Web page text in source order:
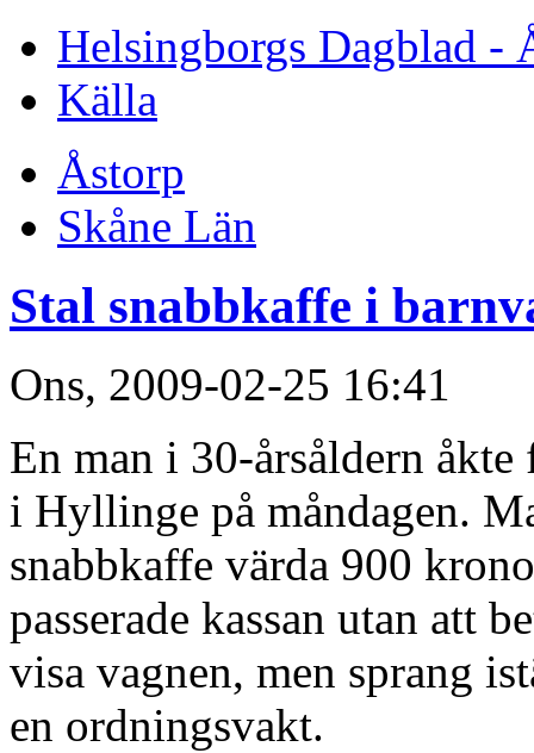
Helsingborgs Dagblad -
Källa
Åstorp
Skåne Län
Stal snabbkaffe i
Ons, 2009-02-25 16:41
En man i 30-årsåldern
i Hyllinge på måndagen.
snabbkaffe värda 900
passerade kassan utan att
visa vagnen, men sprang
en ordningsvakt.